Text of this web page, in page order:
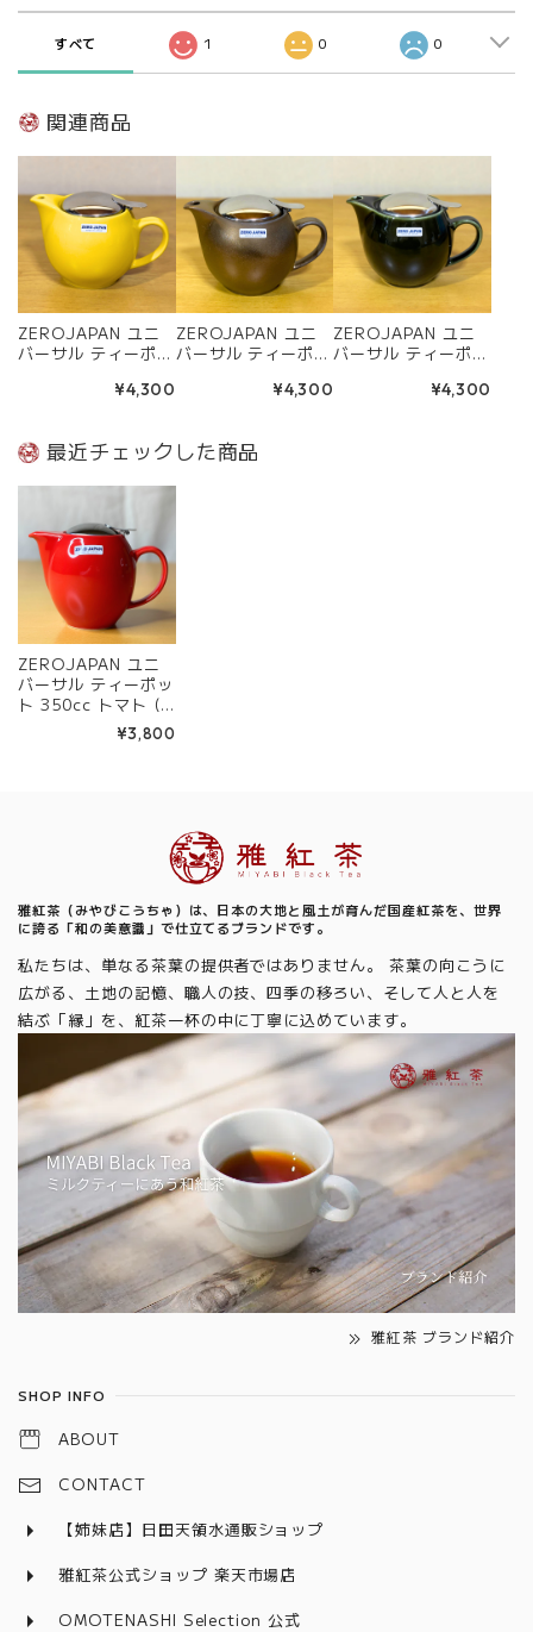
すべて 1 0 0
関連商品
ZEROJAPAN ユニ
バーサル ティーポッ
ペッパー | BBN-02
¥4,300
ZEROJAPAN ユニ
バーサル ティーポッ
ティークゴールド |
¥4,300
ZEROJAPAN ユニ
バーサル ティーポッ
ティークグリーン |
¥4,300
最近チェックした商品
ZEROJAPAN ユニ
バーサル ティーポッ
ト 350cc トマト (
レッド ) | BBN-01
TO | 日本製 陶器 美
¥3,800
雅紅茶（みやびこうちゃ）は、日本の大地と風土が育んだ国産紅茶を、世界
に誇る「和の美意識」で仕立てるブランドです。
私たちは、単なる茶葉の提供者ではありません。 茶葉の向こうに
広がる、土地の記憶、職人の技、四季の移ろい、そして人と人を
結ぶ「縁」を、紅茶一杯の中に丁寧に込めています。
雅紅茶 ブランド紹介
SHOP INFO
ABOUT
CONTACT
【姉妹店】日田天領水通販ショップ
雅紅茶公式ショップ 楽天市場店
OMOTENASHI Selection 公式